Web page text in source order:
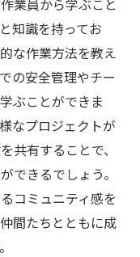
業員から学ぶこと
知識を持ってお
な作業方法を教え
の安全管理やチー
ぶことができま
なプロジェクトが
共有することで、
できるでしょう。
コミュニティ感を
間たちとともに成